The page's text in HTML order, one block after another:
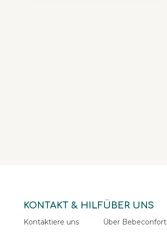
KONTAKT & HILF
Kontaktiere uns
ÜBER UNS
Über Bebeconfort